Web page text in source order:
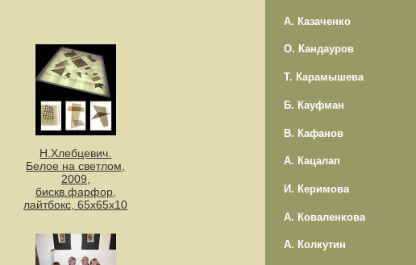
Н.Хлебцевич.
Белое на светлом,
2009,
бискв.фарфор,
лайтбокс, 65х65х10
А. Казаченко
О. Кандауров
Т. Карамышева
Б. Кауфман
В. Кафанов
А. Кацалап
И. Керимова
А. Коваленкова
А. Колкутин